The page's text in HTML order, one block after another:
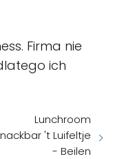
Firma nie
ich
Lunchroom
't Luifeltje
- Beilen